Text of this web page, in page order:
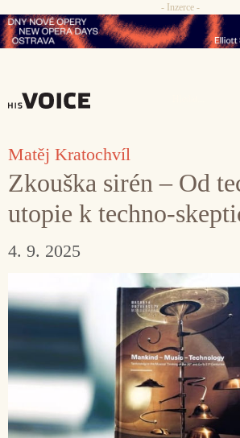
Přeskočit
na
- Inzerce -
Matěj Kratochvíl
Zkouška sirén – Od
utopie k techno-
4. 9. 2025